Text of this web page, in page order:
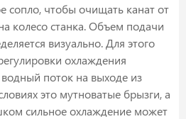
сопло, чтобы очищать канат от
колесо станка. Объем подачи
визуально. Для этого
охлаждения
поток на выходе из
это мутноватые брызги, а
сильное охлаждение может